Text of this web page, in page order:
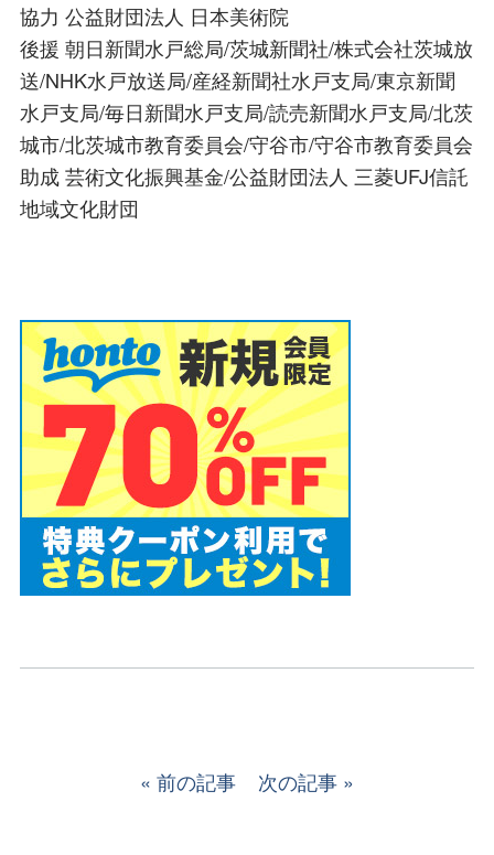
協力 公益財団法人 日本美術院
後援 朝日新聞水戸総局/茨城新聞社/株式会社茨城放
送/NHK水戸放送局/産経新聞社水戸支局/東京新聞
水戸支局/毎日新聞水戸支局/読売新聞水戸支局/北茨
城市/北茨城市教育委員会/守谷市/守谷市教育委員会
助成 芸術文化振興基金/公益財団法人 三菱UFJ信託
地域文化財団
前の記事 次の記事